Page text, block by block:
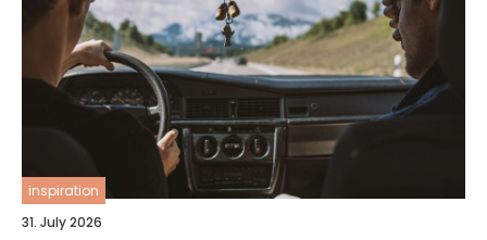
inspiration
31. July 2026